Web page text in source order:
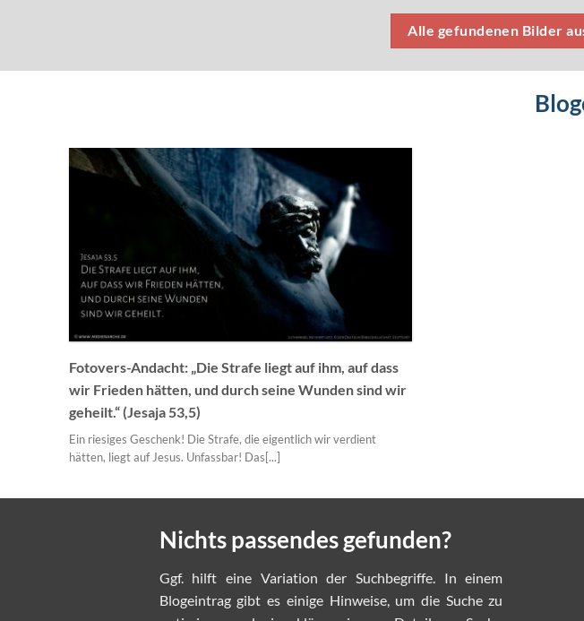
Alle gefundenen Bilder
Fotovers-Andacht: „Die Strafe liegt auf ihm, auf dass
wir Frieden hätten, und durch seine Wunden sind wir
geheilt.“ (Jesaja 53,5)
Ein riesiges Geschenk! Die Strafe, die eigentlich wir verdient
hätten, liegt auf Jesus. Unfassbar! Das[...]
Nichts passendes gefunden?
Ggf. hilft eine Variation der Suchbegriffe. In einem
Blogeintrag gibt es einige Hinweise, um die Suche zu